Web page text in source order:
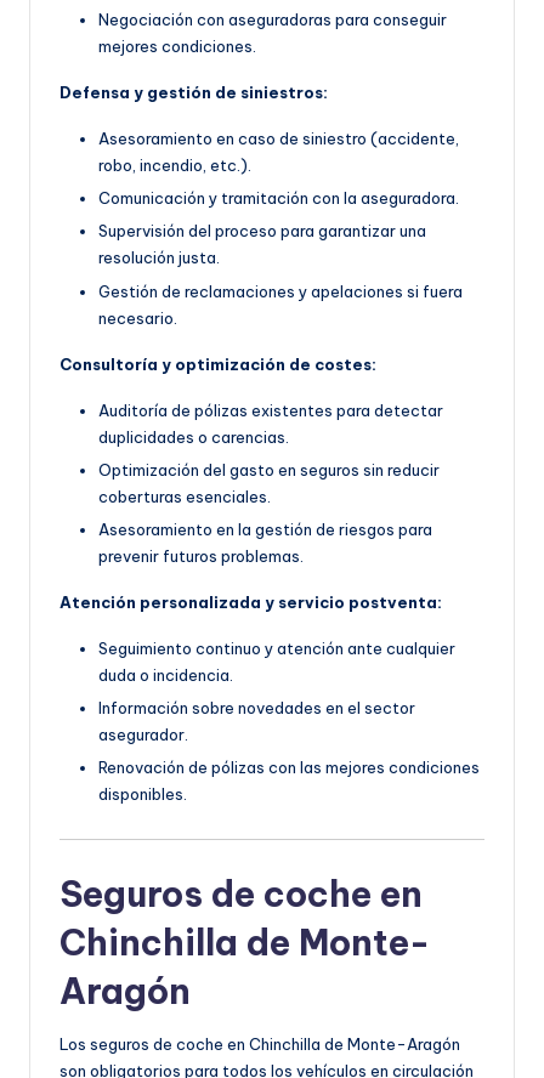
Negociación con aseguradoras para conseguir
mejores condiciones.
Defensa y gestión de siniestros:
Asesoramiento en caso de siniestro (accidente,
robo, incendio, etc.).
Comunicación y tramitación con la aseguradora.
Supervisión del proceso para garantizar una
resolución justa.
Gestión de reclamaciones y apelaciones si fuera
necesario.
Consultoría y optimización de costes:
Auditoría de pólizas existentes para detectar
duplicidades o carencias.
Optimización del gasto en seguros sin reducir
coberturas esenciales.
Asesoramiento en la gestión de riesgos para
prevenir futuros problemas.
Atención personalizada y servicio postventa:
Seguimiento continuo y atención ante cualquier
duda o incidencia.
Información sobre novedades en el sector
asegurador.
Renovación de pólizas con las mejores condiciones
disponibles.
Seguros de coche en
Chinchilla de Monte-
Aragón
Los seguros de coche en Chinchilla de Monte-Aragón
son obligatorios para todos los vehículos en circulación